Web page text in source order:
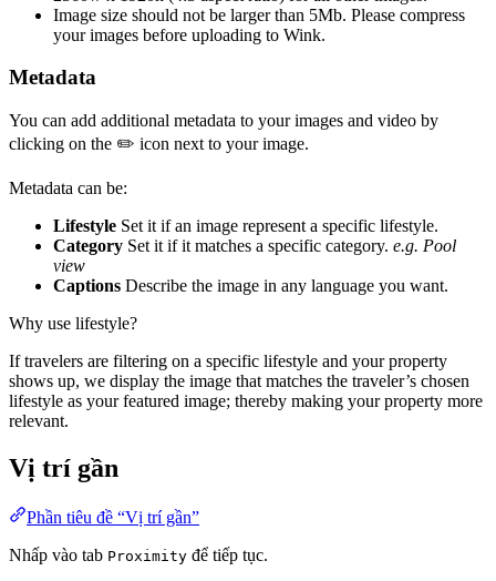
Image size should not be larger than 5Mb. Please compress
your images before uploading to Wink.
Metadata
You can add additional metadata to your images and video by
clicking on the ✏️ icon next to your image.
Metadata can be:
Lifestyle Set it if an image represent a specific lifestyle.
Category Set it if it matches a specific category. e.g. Pool
view
Captions Describe the image in any language you want.
Why use lifestyle?
If travelers are filtering on a specific lifestyle and your property
shows up, we display the image that matches the traveler’s chosen
lifestyle as your featured image; thereby making your property more
relevant.
Vị trí gần
Phần tiêu đề “Vị trí gần”
Nhấp vào tab Proximity để tiếp tục.